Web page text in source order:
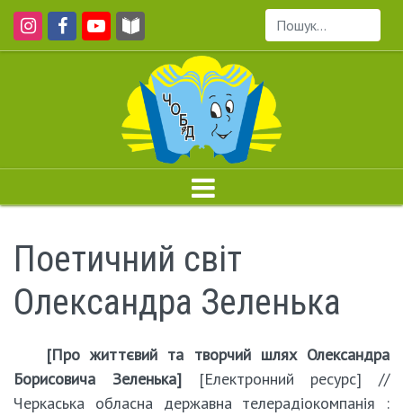
Пошук...
Поетичний світ
Олександра Зеленька
[Про життєвий та творчий шлях Олександра
Борисовича Зеленька][Електронний ресурс] //
Черкаська обласна державна телерадіокомпанія :